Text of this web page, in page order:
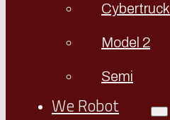
Cybertruck
Model 2
Semi
We Robot